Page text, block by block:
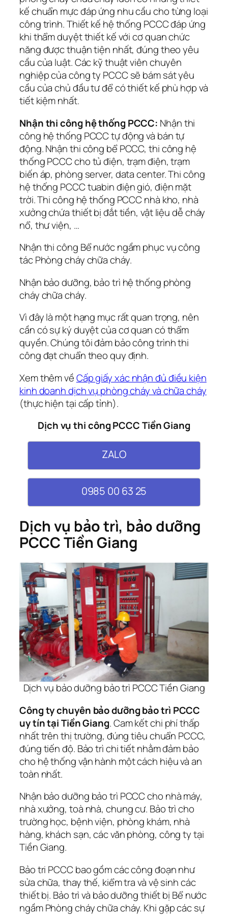
kế chuẩn mực đáp ứng nhu cầu cho từng loại
công trình. Thiết kế hệ thống PCCC đáp ứng
khi thẩm duyệt thiết kế với cơ quan chức
năng được thuận tiện nhất, đúng theo yêu
cầu của luật. Các kỹ thuật viên chuyên
nghiệp của công ty PCCC sẽ bám sát yêu
cầu của chủ đầu tư để có thiết kế phù hợp và
tiết kiệm nhất.
Nhận thi công hệ thống PCCC: Nhận thi
công hệ thống PCCC tự động và bán tự
động. Nhận thi công bể PCCC, thi công hệ
thống PCCC cho tủ điện, trạm điện, trạm
biến áp, phòng server, data center. Thi công
hệ thống PCCC tuabin điện gió, điện mặt
trời. Thi công hệ thống PCCC nhà kho, nhà
xưởng chứa thiết bị đắt tiền, vật liệu dễ cháy
nổ, thư viện, …
Nhận thi công Bể nước ngầm phục vụ công
tác Phòng cháy chữa cháy.
Nhận bảo dưỡng, bảo trì hệ thống phòng
cháy chữa cháy.
Vì đây là một hạng mục rất quan trọng, nên
cần có sự ký duyệt của cơ quan có thẩm
quyền. Chúng tôi đảm bảo công trình thi
công đạt chuẩn theo quy định.
Xem thêm vềCấp giấy xác nhận đủ điều kiện
kinh doanh dịch vụ phòng cháy và chữa cháy
(thực hiện tại cấp tỉnh).
Dịch vụ thi công PCCC Tiền Giang
ZALO
0985 00 63 25
Dịch vụ bảo trì, bảo dưỡng
PCCC Tiền Giang
Dịch vụ bảo dưỡng bảo trì PCCC Tiền Giang
Công ty chuyên bảo dưỡng bảo trì PCCC
uy tín tại Tiền Giang. Cam kết chi phí thấp
nhất trên thị trường, đúng tiêu chuẩn PCCC,
đúng tiến độ. Bảo trì chi tiết nhằm đảm bảo
cho hệ thống vận hành một cách hiệu và an
toàn nhất.
Nhận bảo dưỡng bảo trì PCCC cho nhà máy,
nhà xưởng, toà nhà, chung cư. Bảo trì cho
trường học, bệnh viện, phòng khám, nhà
hàng, khách sạn, các văn phòng, công ty tại
Tiền Giang.
Bảo tri PCCC bao gồm các công đoạn như
sửa chữa, thay thế, kiểm tra và vệ sinh các
thiết bị. Bảo trì và bảo dưỡng thiết bị Bể nước
ngầm Phòng cháy chữa cháy. Khi gặp các sự